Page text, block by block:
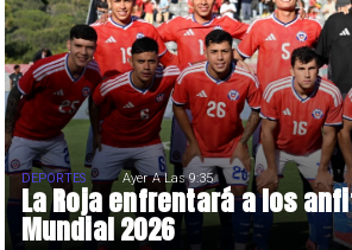
La Roja enfrentará a los
Mundial 2026
DEPORTES Ayer A Las 9:35